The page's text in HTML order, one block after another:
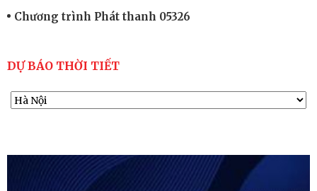
Chương trình Phát thanh 05326
DỰ BÁO THỜI TIẾT